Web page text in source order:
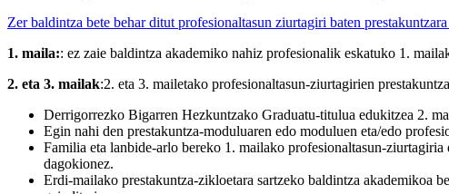
Zer baldintza bete behar ditut profesionaltasun ziurtagiri baten
1. maila:: ez zaie baldintza akademiko nahiz profesionalik eskatuko 1.
2. eta 3. mailak:2. eta 3. mailetako profesionaltasun-ziurtagirien
Derrigorrezko Bigarren Hezkuntzako Graduatu-titulua edukitzea 2.
Egin nahi den prestakuntza-moduluaren edo moduluen eta/edo
Familia eta lanbide-arlo bereko 1. mailako profesionaltasun-
dagokionez.
Erdi-mailako prestakuntza-zikloetara sartzeko baldintza akademikoa